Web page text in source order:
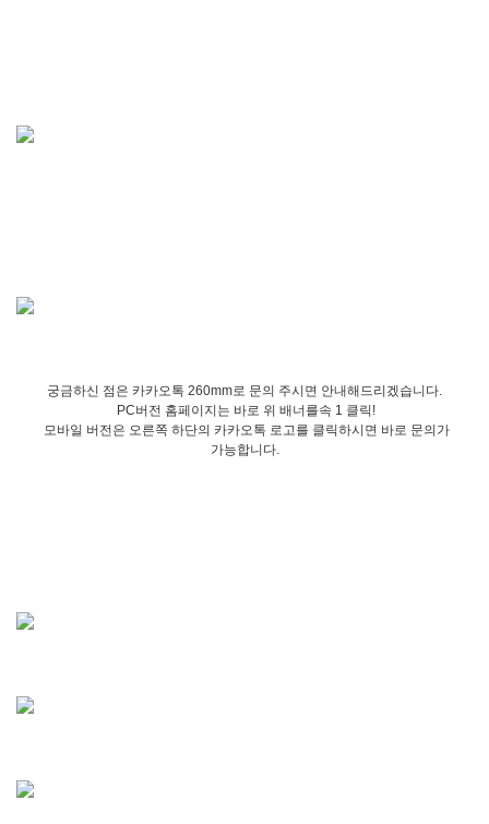
궁금하신 점은 카카오톡 260mm로 문의 주시면 안내해드리겠습니다.
PC버전 홈페이지는 바로 위 배너를속 1 클릭!
모바일 버전은 오른쪽 하단의 카카오톡 로고를 클릭하시면 바로 문의가
가능합니다.